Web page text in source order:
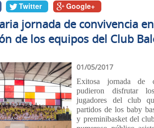
Twitter Google+
jornada de convivencia
de los equipos del Club
01/05/2017
Exitosa jornada de
pudieron disfrutar
jugadores del club
partidos de los baby
y preminibasket del